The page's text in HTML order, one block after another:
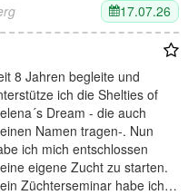
17.07.26
8 Jahren begleite und
ich die Shelties of
Dream - die auch
Namen tragen-. Nun
ich mich entschlossen
eigene Zucht zu starten.
Züchterseminar habe ich…